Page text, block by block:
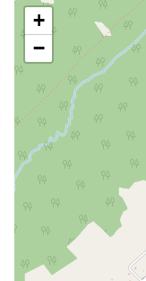
+
−